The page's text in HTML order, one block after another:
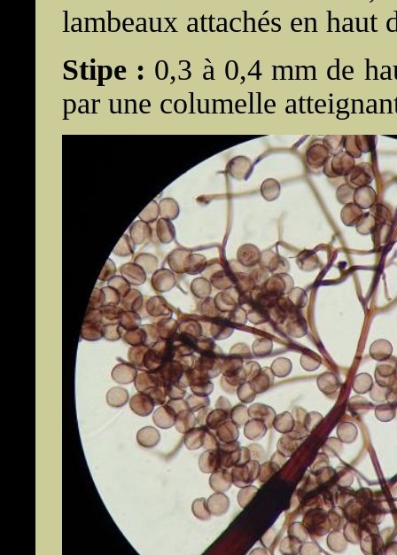
lambeaux attachés en haut
Stipe : 0,3 à 0,4 mm de
par une columelle